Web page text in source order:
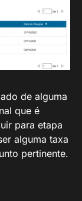
de alguma
que é
para etapa
alguma taxa
pertinente.